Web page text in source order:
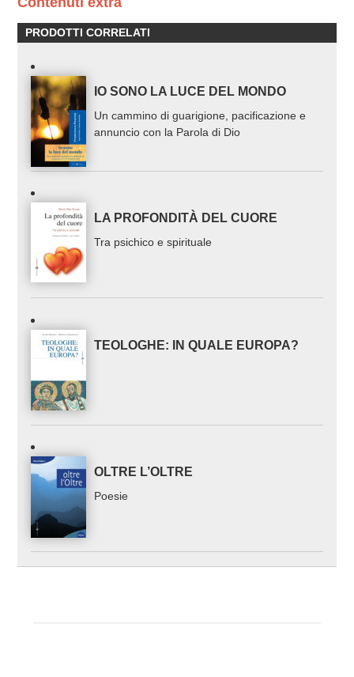
PRODOTTI CORRELATI
IO SONO LA LUCE DEL MONDO
Un cammino di guarigione, pacificazione e
annuncio con la Parola di Dio
LA PROFONDITÀ DEL CUORE
Tra psichico e spirituale
TEOLOGHE: IN QUALE EUROPA?
OLTRE L’OLTRE
Poesie